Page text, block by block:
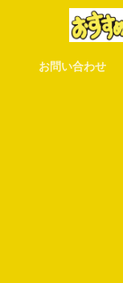
お問い合わせ